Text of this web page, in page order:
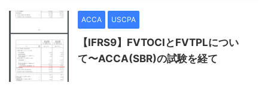
ACCA USCPA
【IFRS9】FVTOCIとFVTPLについ
て〜ACCA(SBR)の試験を経て